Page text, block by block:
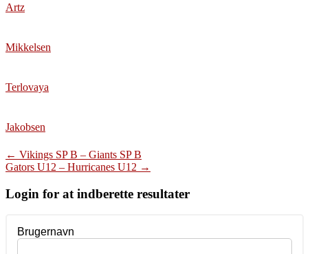
Artz
Mikkelsen
Terlovaya
Jakobsen
Post
navigation
← Vikings SP B – Giants SP B
Gators U12 – Hurricanes U12 →
Login for at indberette resultater
Brugernavn